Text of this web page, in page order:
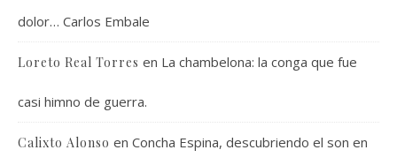
dolor… Carlos Embale
Loreto Real Torres en La chambelona: la conga que fue
casi himno de guerra.
Calixto Alonso en Concha Espina, descubriendo el son en